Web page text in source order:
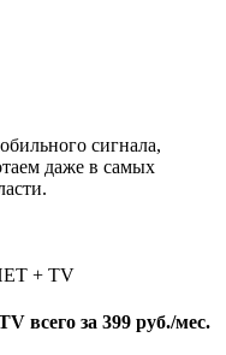
сигнала,
даже в самых
всего за 399 руб./мес.